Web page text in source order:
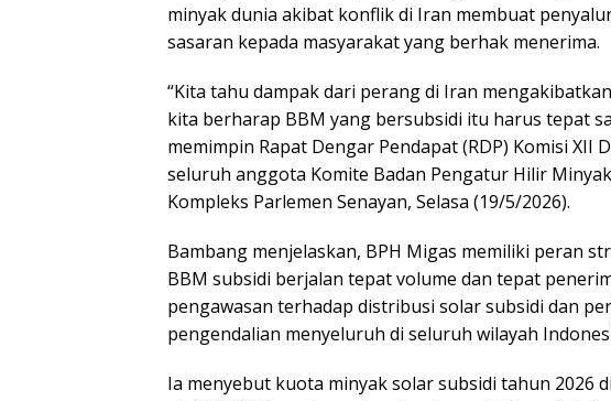
minyak dunia akibat konflik di Iran membuat
sasaran kepada masyarakat yang berhak menerima.
“Kita tahu dampak dari perang di Iran
kita berharap BBM yang bersubsidi itu harus tepat
memimpin Rapat Dengar Pendapat (RDP) Komisi XII
seluruh anggota Komite Badan Pengatur Hilir
Kompleks Parlemen Senayan, Selasa (19/5/2026).
Bambang menjelaskan, BPH Migas memiliki peran
BBM subsidi berjalan tepat volume dan tepat
pengawasan terhadap distribusi solar subsidi dan
pengendalian menyeluruh di seluruh wilayah
Ia menyebut kuota minyak solar subsidi tahun 2026